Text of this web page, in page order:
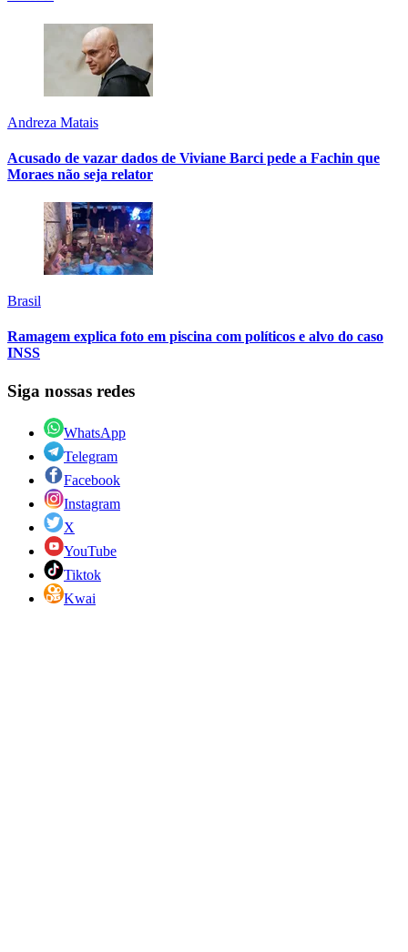
Andreza Matais
Acusado de vazar dados de Viviane Barci pede a Fachin que
Moraes não seja relator
Brasil
Ramagem explica foto em piscina com políticos e alvo do caso
INSS
Siga nossas redes
WhatsApp
Telegram
Facebook
Instagram
X
YouTube
Tiktok
Kwai